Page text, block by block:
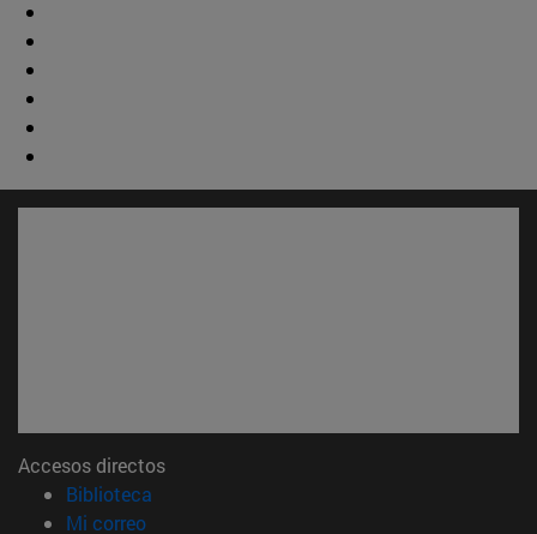
Accesos directos
Biblioteca
Mi correo(abre en nueva ventana)